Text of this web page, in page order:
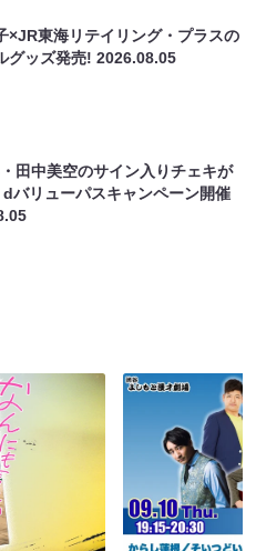
×JR東海リテイリング・プラスの
グッズ発売!2026.08.05
田中美空のサイン入りチェキが
バリューパスキャンペーン開催